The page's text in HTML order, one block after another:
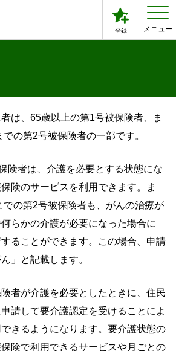
登録 メニュー
は、65歳以上の第1号被保険者、ま
の第2号被保険者の一部です。
険者は、介護を必要とする状態にな
険のサービスを利用できます。ま
での第2号被保険者も、がんの治療が
らかの介護が必要になった場合に
ることができます。この場合、申請
」と記載します。
者が介護を必要としたときに、住民
請して要介護認定を受けることによ
きるようになります。要介護状態の
険で利用できるサービスや月ごとの